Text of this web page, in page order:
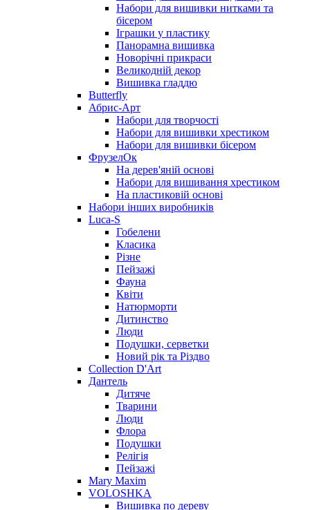
Набори для вишивки нитками та
бісером
Іграшки у пластику
Панорамна вишивка
Новорічні прикраси
Великодній декор
Вишивка гладдю
Butterfly
Абрис-Арт
Набори для творчості
Набори для вишивки хрестиком
Набори для вишивки бісером
ФрузелОк
На дерев'яній основі
Набори для вишивання хрестиком
На пластиковій основі
Набори інших виробників
Luca-S
Гобелени
Класика
Різне
Пейзажі
Фауна
Квіти
Натюрморти
Дитинство
Люди
Подушки, серветки
Новий рік та Різдво
Collection D'Art
Дантель
Дитяче
Тварини
Люди
Флора
Подушки
Релігія
Пейзажі
Mary Maxim
VOLOSHKA
Вишивка по дереву